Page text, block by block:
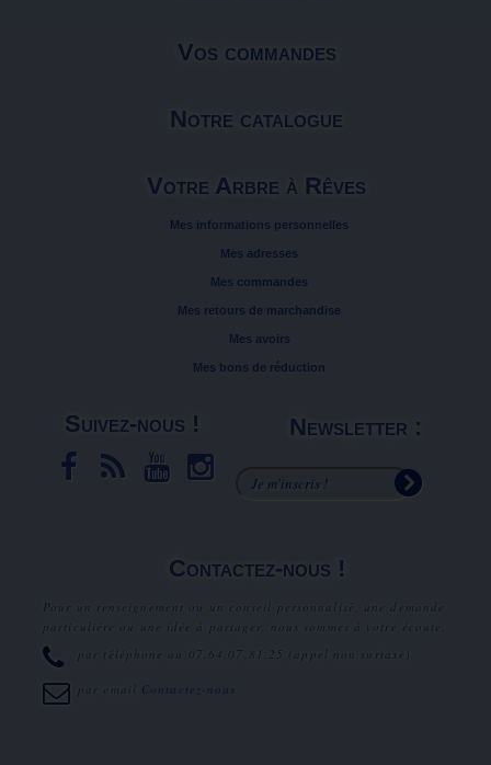
Vos commandes
Notre catalogue
Votre Arbre à Rêves
Mes informations personnelles
Mes adresses
Mes commandes
Mes retours de marchandise
Mes avoirs
Mes bons de réduction
Suivez-nous ! Newsletter :
Contactez-nous !
Pour un renseignement ou un conseil personnalisé, une demande
particulière ou une idée à partager, nous sommes à votre écoute.
par téléphone au
07.64.07.81.25 (appel non surtaxé).
par email Contactez-nous